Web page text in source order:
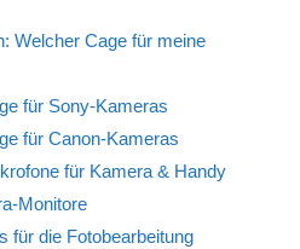
Welcher Cage für meine
für Sony-Kameras
für Canon-Kameras
für Kamera & Handy
Monitore
für die Fotobearbeitung